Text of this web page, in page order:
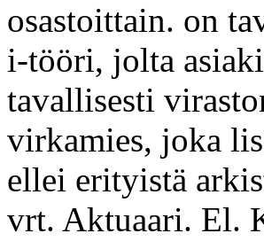
osastoittain. on
i-tööri, jolta
tavallisesti
virkamies, joka
ellei erityistä
vrt. Aktuaari. El.